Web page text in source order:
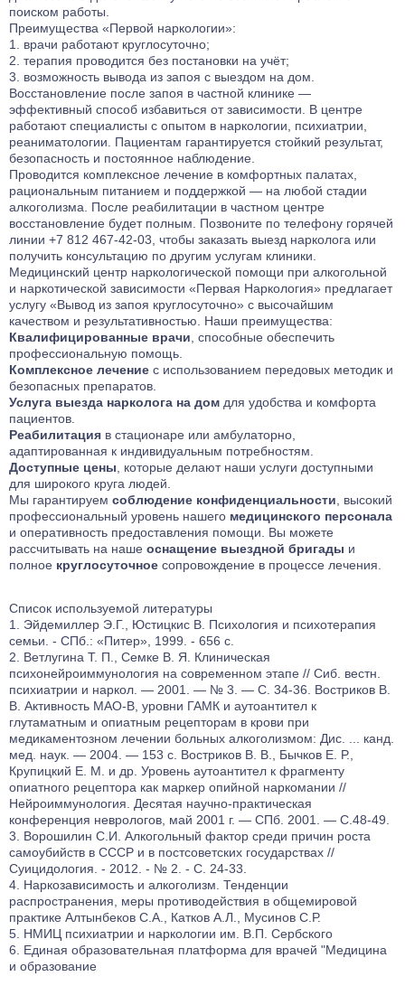
диагностику состояния, защищаем ваши органы,
предотвращаем осложнения и стабилизируем психику. Это
инвестиция в вашу безопасность и будущее здоровье.
поиском работы.
Преимущества «Первой наркологии»:
врачи работают круглосуточно;
терапия проводится без постановки на учёт;
возможность вывода из запоя с выездом на дом.
Восстановление после запоя в частной клинике —
эффективный способ избавиться от зависимости. В центре
работают специалисты с опытом в наркологии, психиатрии,
реаниматологии. Пациентам гарантируется стойкий результат,
безопасность и постоянное наблюдение.
Проводится комплексное лечение в комфортных палатах,
рациональным питанием и поддержкой — на любой стадии
алкоголизма. После реабилитации в частном центре
восстановление будет полным. Позвоните по телефону горячей
линии +7 812 467-42-03, чтобы заказать выезд нарколога или
получить консультацию по другим услугам клиники.
Медицинский центр наркологической помощи при алкогольной
и наркотической зависимости «Первая Наркология» предлагает
услугу «Вывод из запоя круглосуточно» с высочайшим
качеством и результативностью. Наши преимущества:
Квалифицированные врачи , способные обеспечить
профессиональную помощь.
Комплексное лечение с использованием передовых методик и
безопасных препаратов.
Услуга выезда нарколога на дом для удобства и комфорта
пациентов.
Реабилитация в стационаре или амбулаторно,
адаптированная к индивидуальным потребностям.
Доступные цены , которые делают наши услуги доступными
для широкого круга людей.
Мы гарантируем соблюдение конфиденциальности , высокий
профессиональный уровень нашего медицинского персонала
и оперативность предоставления помощи. Вы можете
рассчитывать на наше оснащение выездной бригады и
полное круглосуточное сопровождение в процессе лечения.
Список используемой литературы
Эйдемиллер Э.Г., Юстицкис В. Психология и психотерапия
семьи. - СПб.: «Питер», 1999. - 656 с.
Ветлугина Т. П., Семке В. Я. Клиническая
психонейроиммунология на современном этапе // Сиб. вестн.
психиатрии и наркол. — 2001. — № 3. — С. 34-36. Востриков В.
В. Активность МАО-В, уровни ГАМК и аутоантител к
глутаматным и опиатным рецепторам в крови при
медикаментозном лечении больных алкоголизмом: Дис. ... канд.
мед. наук. — 2004. — 153 с. Востриков В. В., Бычков Е. Р.,
Крупицкий Е. М. и др. Уровень аутоантител к фрагменту
опиатного рецептора как маркер опийной наркомании //
Нейроиммунология. Десятая научно-практическая
конференция неврологов, май 2001 г. — СПб. 2001. — С.48-49.
Ворошилин С.И. Алкогольный фактор среди причин роста
самоубийств в СССР и в постсоветских государствах //
Суицидология. - 2012. - № 2. - С. 24-33.
Наркозависимость и алкоголизм. Тенденции
распространения, меры противодействия в общемировой
практике Алтынбеков С.А., Катков А.Л., Мусинов С.Р.
НМИЦ психиатрии и наркологии им. В.П. Сербского
Единая образовательная платформа для врачей "Медицина
и образование